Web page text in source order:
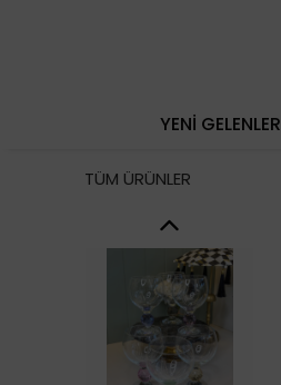
YENİ GELENLER
TÜM ÜRÜNLER